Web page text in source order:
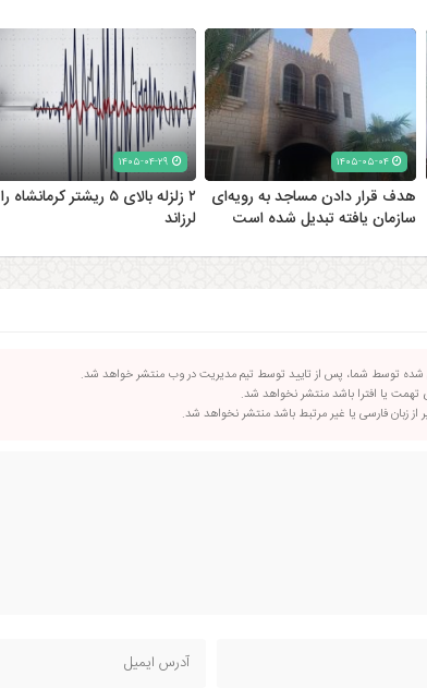
۱۴۰۵-۰۵-۰۴
هدف قرار دادن مساجد به رویه‌ای
سازمان‌ یافته تبدیل شده است
۲ زلزله‌ بالای ۵ ریشتر کرمانشاه را
لرزاند
شده توسط شما، پس از تایید توسط تیم مدیریت در وب منتشر خواهد شد.
تهمت یا افترا باشد منتشر نخواهد شد.
از زبان فارسی یا غیر مرتبط باشد منتشر نخواهد شد.